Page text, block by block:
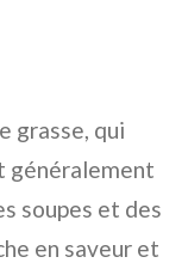
grasse, qui
généralement
soupes et des
en saveur et